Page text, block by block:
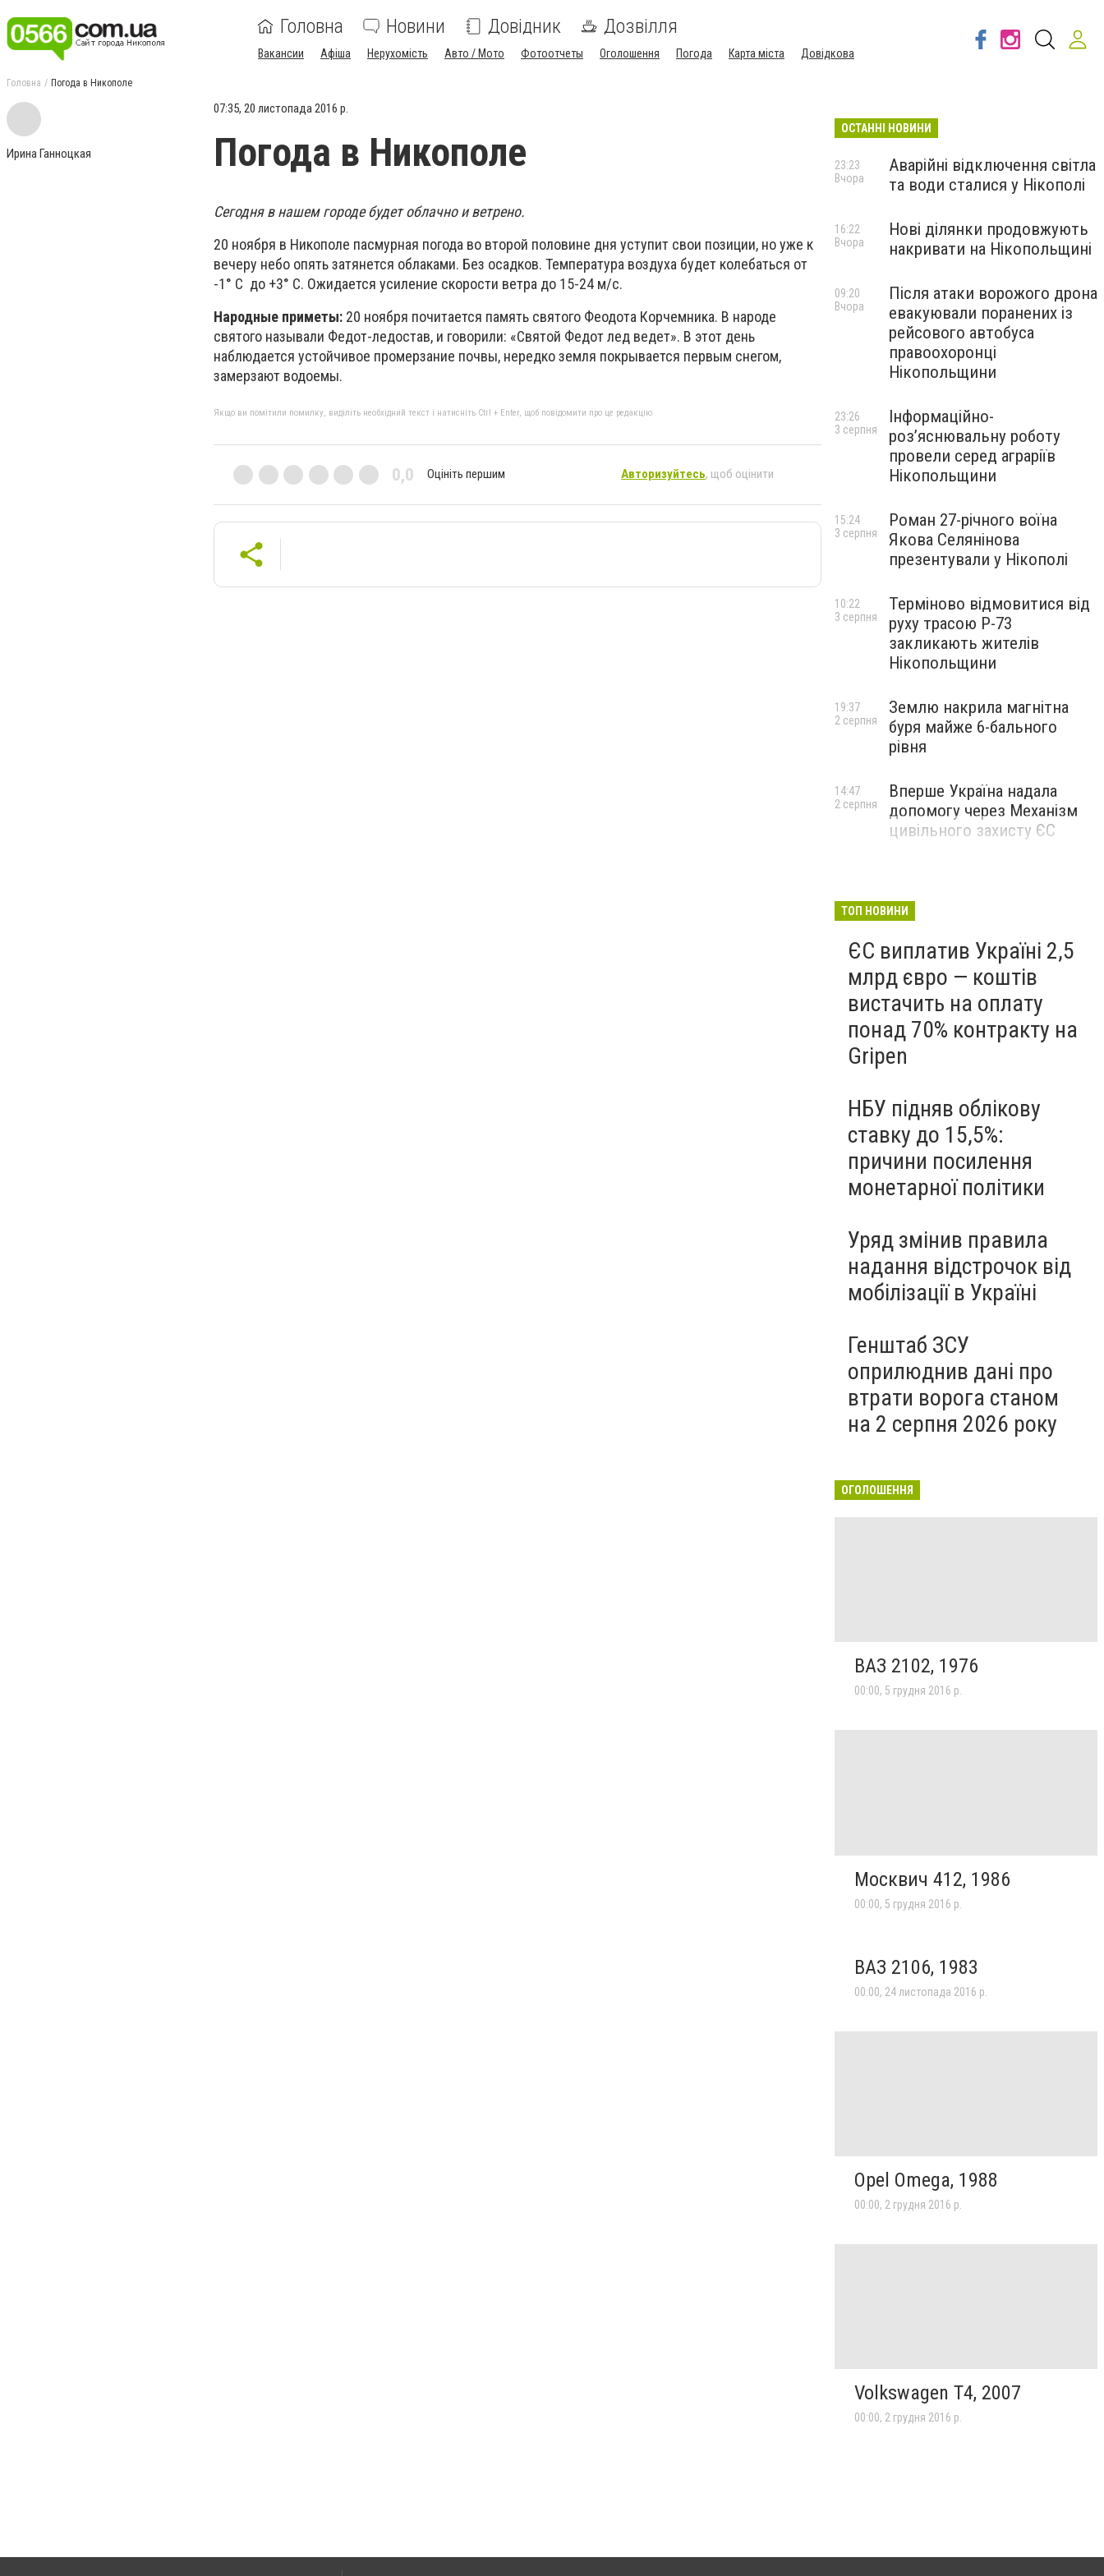
Головна Новини Довідник Дозвілля
Вакансии Афіша Нерухомість Авто / Мото Фотоотчеты Оголошення Погода Карта міста Довідкова
Головна Погода в Никополе
Ирина Ганноцкая
07:35, 20 листопада 2016 р.
Погода в Никополе
Сегодня в нашем городе будет облачно и ветрено.
20 ноября в Никополе пасмурная погода во второй половине дня уступит свои позиции, но уже к
вечеру небо опять затянется облаками. Без осадков. Температура воздуха будет колебаться от
-1° C до +3° C. Ожидается усиление скорости ветра до 15-24 м/с.
Народные приметы: 20 ноября почитается память святого Феодота Корчемника. В народе
святого называли Федот-ледостав, и говорили: «Святой Федот лед ведет». В этот день
наблюдается устойчивое промерзание почвы, нередко земля покрывается первым снегом,
замерзают водоемы.
Якщо ви помітили помилку, виділіть необхідний текст і натисніть Ctrl + Enter, щоб повідомити про це редакцію
0,0 Оцініть першим Авторизуйтесь, щоб оцінити
ОСТАННІ НОВИНИ
Аварійні відключення світла
та води сталися у Нікополі
23:23
Вчора
Нові ділянки продовжують
накривати на Нікопольщині
16:22
Вчора
Після атаки ворожого дрона
евакуювали поранених із
рейсового автобуса
правоохоронці
Нікопольщини
09:20
Вчора
Інформаційно-
роз’яснювальну роботу
провели серед аграріїв
Нікопольщини
23:26
3 серпня
Роман 27-річного воїна
Якова Селянінова
презентували у Нікополі
15:24
3 серпня
Терміново відмовитися від
руху трасою Р-73
закликають жителів
Нікопольщини
10:22
3 серпня
Землю накрила магнітна
буря майже 6-бального
рівня
19:37
2 серпня
Вперше Україна надала
допомогу через Механізм
цивільного захисту ЄС
14:47
2 серпня
ТОП НОВИНИ
ЄС виплатив Україні 2,5
млрд євро — коштів
вистачить на оплату
понад 70% контракту на
Gripen
НБУ підняв облікову
ставку до 15,5%:
причини посилення
монетарної політики
Уряд змінив правила
надання відстрочок від
мобілізації в Україні
Генштаб ЗСУ
оприлюднив дані про
втрати ворога станом
на 2 серпня 2026 року
ОГОЛОШЕННЯ
ВАЗ 2102, 1976
00:00, 5 грудня 2016 р.
Москвич 412, 1986
00:00, 5 грудня 2016 р.
ВАЗ 2106, 1983
00:00, 24 листопада 2016 р.
Opel Omega, 1988
00:00, 2 грудня 2016 р.
Volkswagen T4, 2007
00:00, 2 грудня 2016 р.